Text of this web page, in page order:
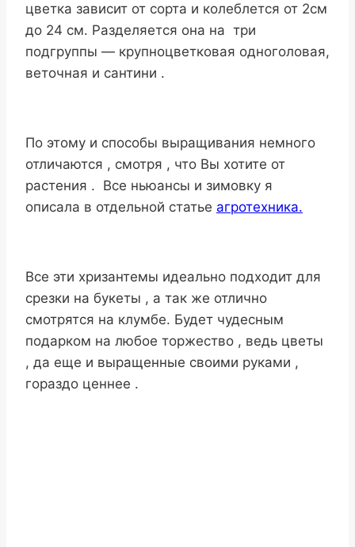
цветка зависит от сорта и колеблется от 2см
до 24 см. Разделяется она на три
подгруппы — крупноцветковая одноголовая,
веточная и сантини .
По этому и способы выращивания немного
отличаются , смотря , что Вы хотите от
растения . Все ньюансы и зимовку я
описала в отдельной статье агротехника.
Все эти хризантемы идеально подходит для
срезки на букеты , а так же отлично
смотрятся на клумбе. Будет чудесным
подарком на любое торжество , ведь цветы
, да еще и выращенные своими руками ,
гораздо ценнее .